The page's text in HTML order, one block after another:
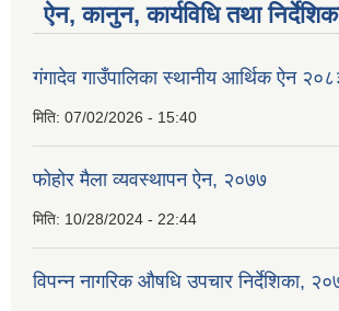
ऐन, कानुन, कार्यविधि तथा
गंगादेव गाउँपालिका स्थानीय आर्थिक ऐन
मिति: 07/02/2026 - 15:40
फोहोर मैला व्यवस्थापन ऐन, २०७७
मिति: 10/28/2024 - 22:44
विपन्न नागरिक औषधि उपचार निर्देशिका,